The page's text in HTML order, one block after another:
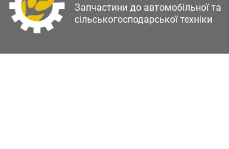
Запчастини до автомобільної та
сільськогосподарської техніки